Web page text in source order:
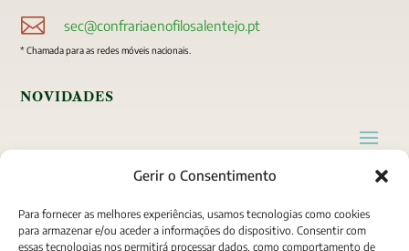
Gerir o Consentimento
Para fornecer as melhores experiências, usamos tecnologias como cookies
para armazenar e/ou aceder a informações do dispositivo. Consentir com
essas tecnologias nos permitirá processar dados, como comportamento de
 sec@confrariaenofilosalentejo.pt
* Chamada para as redes móveis nacionais.
NOVIDADES